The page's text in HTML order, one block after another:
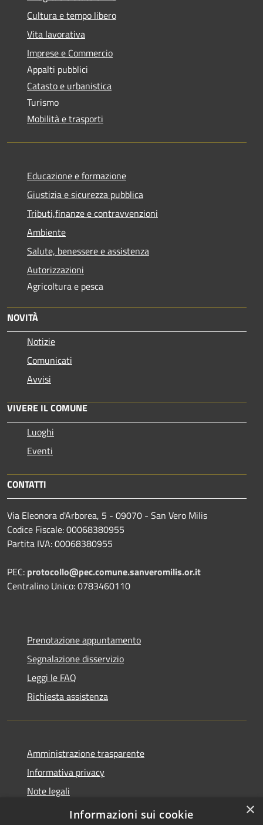
Cultura e tempo libero
Vita lavorativa
Imprese e Commercio
Appalti pubblici
Catasto e urbanistica
Turismo
Mobilità e trasporti
Educazione e formazione
Giustizia e sicurezza pubblica
Tributi,finanze e contravvenzioni
Ambiente
Salute, benessere e assistenza
Autorizzazioni
Agricoltura e pesca
NOVITÀ
Notizie
Comunicati
Avvisi
VIVERE IL COMUNE
Luoghi
Eventi
CONTATTI
Via Eleonora d'Arborea, 5 - 09070 - San Vero Milis
Codice Fiscale: 00068380955
Partita IVA: 00068380955
PEC: protocollo@pec.comune.sanveromilis.or.it
Centralino Unico: 0783460110
Prenotazione appuntamento
Segnalazione disservizio
Leggi le FAQ
Richiesta assistenza
Amministrazione trasparente
Informativa privacy
Note legali
Dichiarazione di accessibilità
×
Informazioni sui cookie